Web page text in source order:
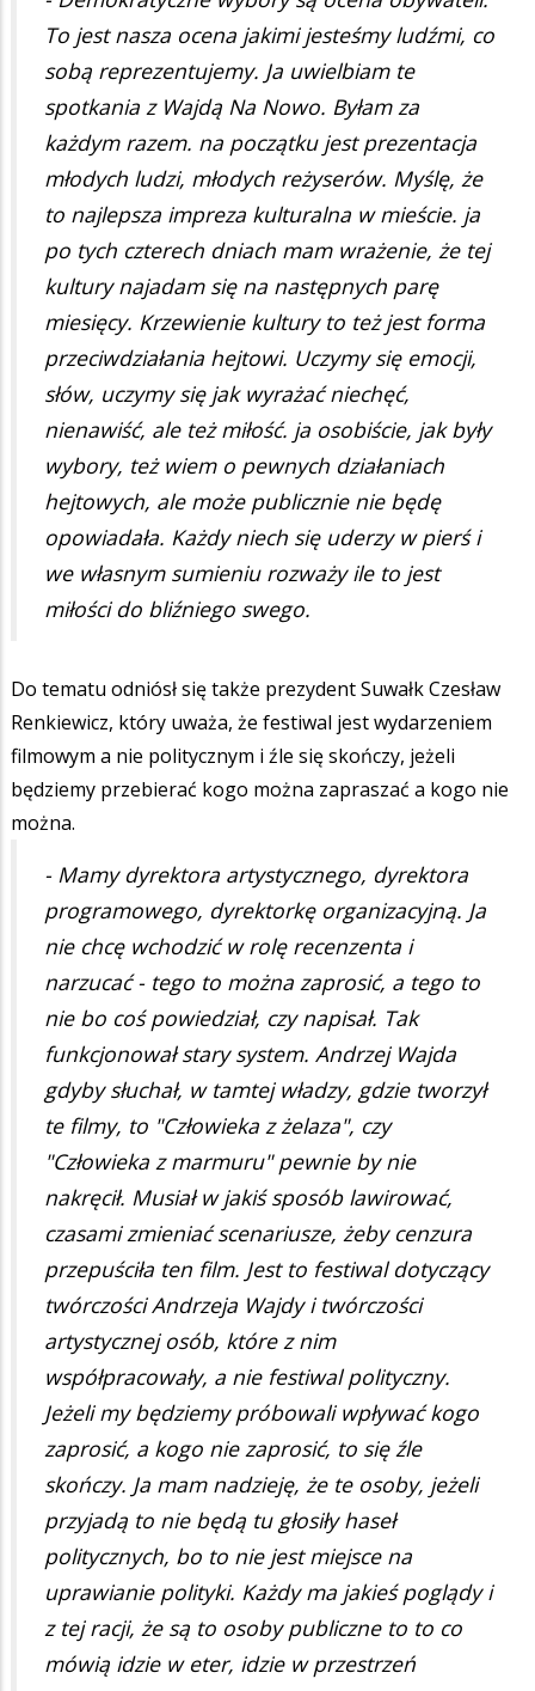
To jest nasza ocena jakimi jesteśmy ludźmi, co
sobą reprezentujemy. Ja uwielbiam te
spotkania z Wajdą Na Nowo. Byłam za
każdym razem. na początku jest prezentacja
młodych ludzi, młodych reżyserów. Myślę, że
to najlepsza impreza kulturalna w mieście. ja
po tych czterech dniach mam wrażenie, że tej
kultury najadam się na następnych parę
miesięcy. Krzewienie kultury to też jest forma
przeciwdziałania hejtowi. Uczymy się emocji,
słów, uczymy się jak wyrażać niechęć,
nienawiść, ale też miłość. ja osobiście, jak były
wybory, też wiem o pewnych działaniach
hejtowych, ale może publicznie nie będę
opowiadała. Każdy niech się uderzy w pierś i
we własnym sumieniu rozważy ile to jest
miłości do bliźniego swego.
Do tematu odniósł się także prezydent Suwałk Czesław
Renkiewicz, który uważa, że festiwal jest wydarzeniem
filmowym a nie politycznym i źle się skończy, jeżeli
będziemy przebierać kogo można zapraszać a kogo nie
można.
- Mamy dyrektora artystycznego, dyrektora
programowego, dyrektorkę organizacyjną. Ja
nie chcę wchodzić w rolę recenzenta i
narzucać - tego to można zaprosić, a tego to
nie bo coś powiedział, czy napisał. Tak
funkcjonował stary system. Andrzej Wajda
gdyby słuchał, w tamtej władzy, gdzie tworzył
te filmy, to "Człowieka z żelaza", czy
"Człowieka z marmuru" pewnie by nie
nakręcił. Musiał w jakiś sposób lawirować,
czasami zmieniać scenariusze, żeby cenzura
przepuściła ten film. Jest to festiwal dotyczący
twórczości Andrzeja Wajdy i twórczości
artystycznej osób, które z nim
współpracowały, a nie festiwal polityczny.
Jeżeli my będziemy próbowali wpływać kogo
zaprosić, a kogo nie zaprosić, to się źle
skończy. Ja mam nadzieję, że te osoby, jeżeli
przyjadą to nie będą tu głosiły haseł
politycznych, bo to nie jest miejsce na
uprawianie polityki. Każdy ma jakieś poglądy i
z tej racji, że są to osoby publiczne to to co
mówią idzie w eter, idzie w przestrzeń